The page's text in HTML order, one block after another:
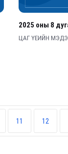
2025 оны 8
ЦАГ ҮЕИЙН
11 12